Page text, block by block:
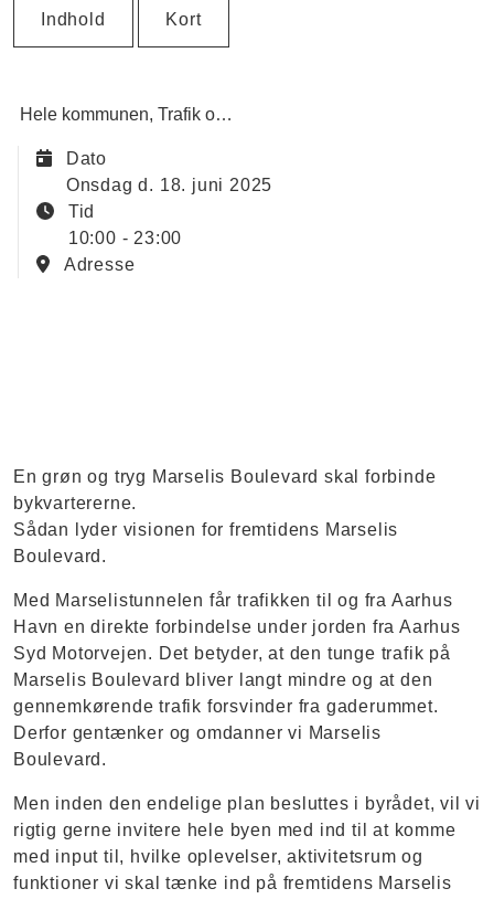
Indhold Kort
Hele kommunen Trafik og transport
Dato
onsdag d. 18. juni 2025
Tid
10:00 - 23:00
Adresse
En grøn og tryg Marselis Boulevard skal forbinde
bykvartererne.
Sådan lyder visionen for fremtidens Marselis
Boulevard.
Med Marselistunnelen får trafikken til og fra Aarhus
Havn en direkte forbindelse under jorden fra Aarhus
Syd Motorvejen. Det betyder, at den tunge trafik på
Marselis Boulevard bliver langt mindre og at den
gennemkørende trafik forsvinder fra gaderummet.
Derfor gentænker og omdanner vi Marselis
Boulevard.
Men inden den endelige plan besluttes i byrådet, vil vi
rigtig gerne invitere hele byen med ind til at komme
med input til, hvilke oplevelser, aktivitetsrum og
funktioner vi skal tænke ind på fremtidens Marselis